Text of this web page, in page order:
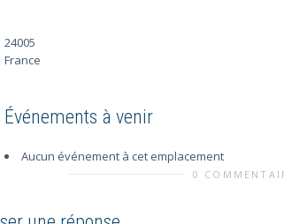
24005
France
Événements à venir
Aucun événement à cet emplacement
0